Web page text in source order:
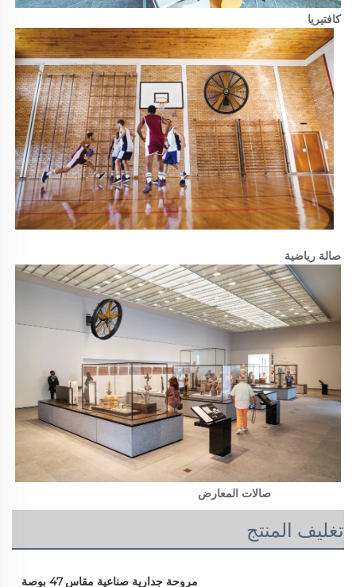
كافتيريا
صالة رياضية
صالات المعارض
تغليف المنتج
مروحة جدارية صناعية مقاس 47 بوصة